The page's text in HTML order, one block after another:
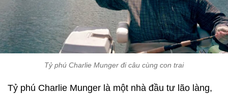
Tỷ phú Charlie Munger đi câu cùng con trai
Tỷ phú Charlie Munger là một nhà đầu tư lão làng,